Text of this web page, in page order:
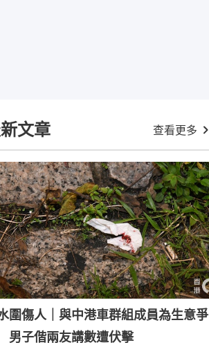
文章 查看更多
圍傷人｜與中港車群組成員為生意爭
子偕兩友講數遭伏擊